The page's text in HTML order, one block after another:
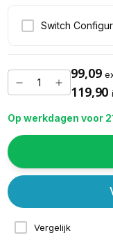
Switch
99,09
119,90
Op werkdagen voor
Vergelijk